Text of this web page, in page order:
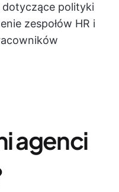
polityki
zespołów HR i
agenci